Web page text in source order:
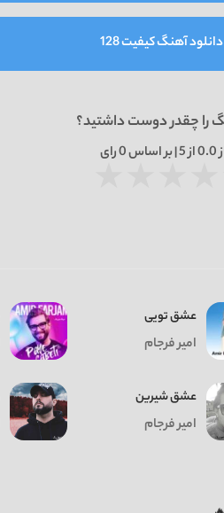
دانلود آهنگ کیفیت 128
را چقدر دوست داشتید؟
0.0از 5 | بر اساس 0رای
عشق تویی
امیر فرجام
عشق شیرین
امیر فرجام